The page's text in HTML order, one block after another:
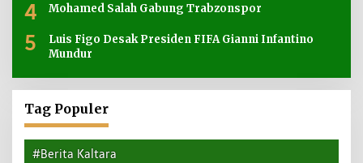
4 Mohamed Salah Gabung Trabzonspor
5
Luis Figo Desak Presiden FIFA Gianni Infantino
Mundur
Tag Populer
#Berita Kaltara